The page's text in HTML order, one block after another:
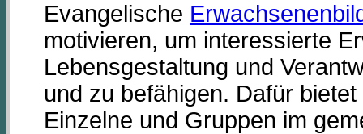
Evangelische
motivieren, um interessierte
Lebensgestaltung und
und zu befähigen. Dafür
Einzelne und Gruppen im